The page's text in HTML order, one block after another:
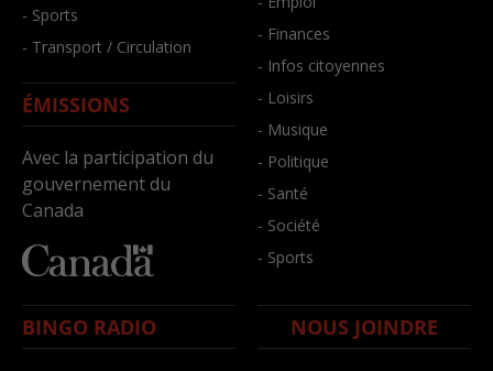
- Sports
- Transport / Circulation
ÉMISSIONS
Avec la participation du
gouvernement du
Canada
- Finances
- Infos citoyennes
- Loisirs
- Musique
- Politique
- Santé
- Société
- Sports
BINGO RADIO NOUS JOINDRE